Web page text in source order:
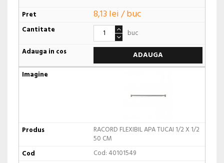
8,13 lei / buc
buc
ADAUGA
RACORD FLEXIBIL APA TUCAI 1/2 X 1/2
50 CM
Cod: 40101549